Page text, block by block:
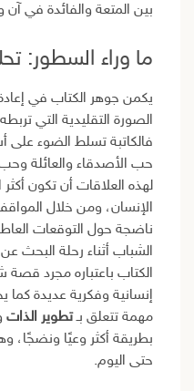
بين المتعة والفائدة في آن
ما وراء السطور:
يكمن جوهر الكتاب في
الصورة التقليدية التي
فالكاتبة تسلط الضوء
حب الأصدقاء والعائلة
لهذه العلاقات أن تكون أكثر
الإنسان، ومن خلال
ناضجة حول التوقعات
الشباب أثناء رحلة البحث
الكتاب باعتباره مجرد
إنسانية وفكرية عديدة كما
مهمة تتعلق بـتطوير الذات
بطريقة أكثر وعيًا ونضجًا،
حتى اليوم.